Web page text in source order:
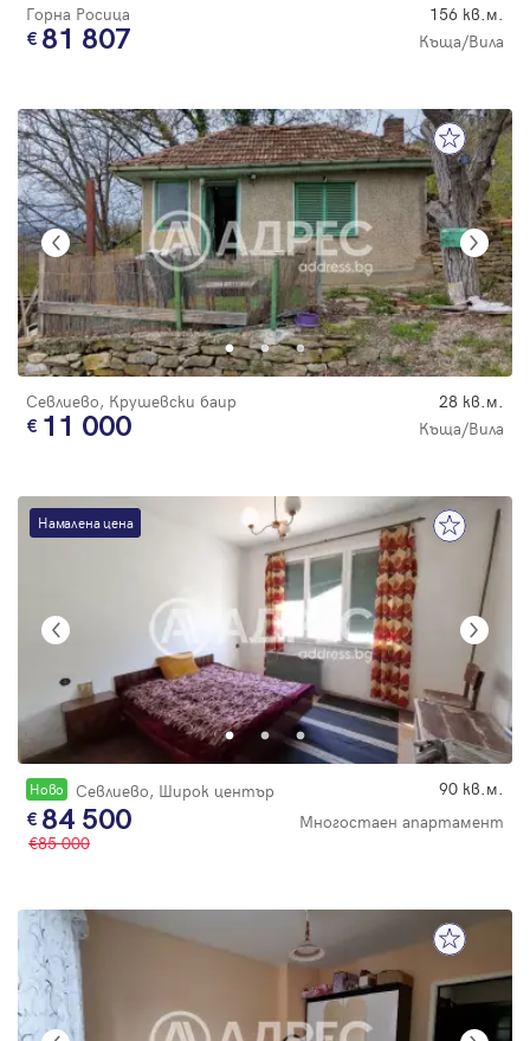
Горна Росица 156 кв.м.
81 807 Къща/Вила
Севлиево, Крушевски баир 28 кв.м.
11 000 Къща/Вила
Намалена цена
Новo Севлиево, Широк център 90 кв.м.
84 500
Многостаен апартамент
85 000